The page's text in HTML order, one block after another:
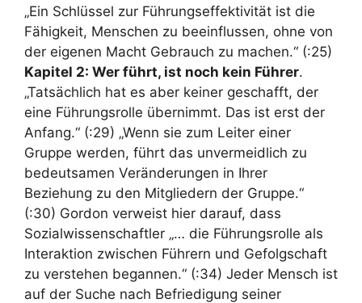
„Ein Schlüssel zur Führungseffektivität ist die
Fähigkeit, Menschen zu beeinflussen, ohne von
der eigenen Macht Gebrauch zu machen.“ (:25)
Kapitel 2: Wer führt, ist noch kein Führer.
„Tatsächlich hat es aber keiner geschafft, der
eine Führungsrolle übernimmt. Das ist erst der
Anfang.“ (:29) „Wenn sie zum Leiter einer
Gruppe werden, führt das unvermeidlich zu
bedeutsamen Veränderungen in Ihrer
Beziehung zu den Mitgliedern der Gruppe.“
(:30) Gordon verweist hier darauf, dass
Sozialwissenschaftler „… die Führungsrolle als
Interaktion zwischen Führern und Gefolgschaft
zu verstehen begannen.“ (:34) Jeder Mensch ist
auf der Suche nach Befriedigung seiner